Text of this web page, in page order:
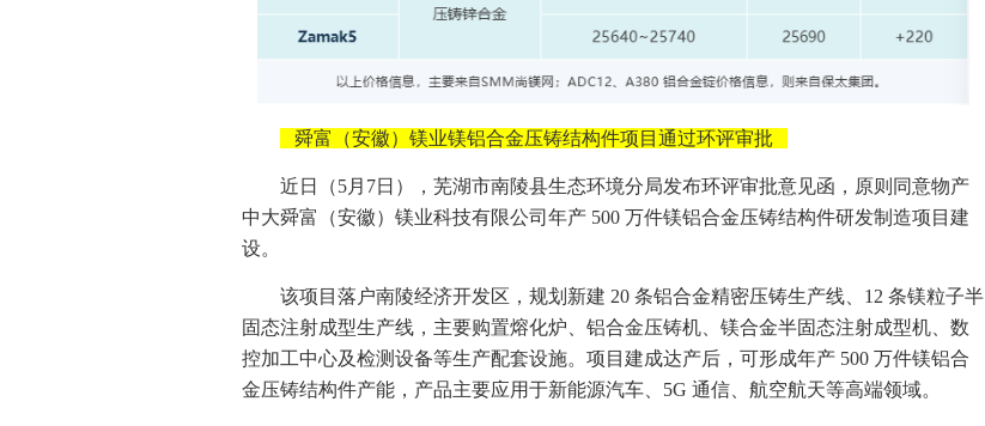
舜富（安徽）镁业镁铝合金压铸结构件项目通过环评审批
近日（5月7日），芜湖市南陵县生态环境分局发布环评审批意见函，原则同意物产
中大舜富（安徽）镁业科技有限公司年产 500 万件镁铝合金压铸结构件研发制造项目建
设。
该项目落户南陵经济开发区，规划新建 20 条铝合金精密压铸生产线、12 条镁粒子半
固态注射成型生产线，主要购置熔化炉、铝合金压铸机、镁合金半固态注射成型机、数
控加工中心及检测设备等生产配套设施。项目建成达产后，可形成年产 500 万件镁铝合
金压铸结构件产能，产品主要应用于新能源汽车、5G 通信、航空航天等高端领域。